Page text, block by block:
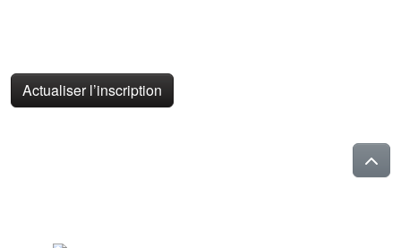
Actualiser l’inscription